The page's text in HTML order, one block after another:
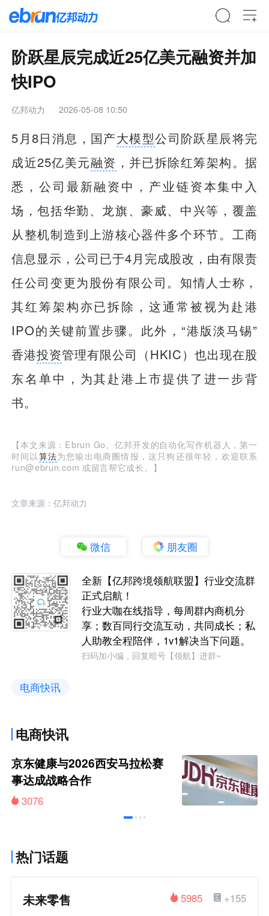
阶跃星辰完成近25亿美元融资并加
快IPO
亿邦动力 2026-05-08 10:50
5月8日消息，国产大模型公司阶跃星辰将完
成近25亿美元融资 ，并已拆除红筹架构。据
悉，公司最新融资中，产业链资本集中入
场，包括华勤、龙旗、豪威、中兴等，覆盖
从整机制造到上游核心器件多个环节。工商
信息显示，公司已于4月完成股改，由有限责
任公司变更为股份有限公司。知情人士称，
其红筹架构亦已拆除，这通常被视为赴港
IPO的关键前置步骤。此外，“港版淡马锡”
香港投资管理有限公司（HKIC）也出现在股
东名单中，为其赴港上市提供了进一步背
书。
【本文来源：Ebrun Go。亿邦开发的自动化写作机器人，第一
时间以 算法为您输出电商圈情报，这只狗还很年轻，欢迎联系
run@ebrun.com 或留言帮它成长。】
文章来源：亿邦动力
微信 朋友圈
全新【亿邦跨境领航联盟】行业交流群
正式启航！
行业大咖在线指导，每周群内商机分
享；数百同行交流互动，共同成长；私
人助教全程陪伴，1v1解决当下问题。
扫码加小编，回复暗号【领航】进群~
电商快讯
电商快讯
京东健康与2026西安马拉松赛
事达成战略合作
3076
热门话题
未来零售 +155
5985